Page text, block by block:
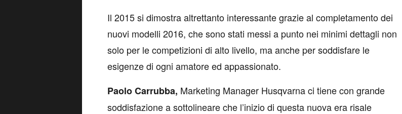
Il 2015 si dimostra altrettanto interessante grazie al completamento dei
nuovi modelli 2016, che sono stati messi a punto nei minimi dettagli non
solo per le competizioni di alto livello, ma anche per soddisfare le
esigenze di ogni amatore ed appassionato.
Paolo Carrubba, Marketing Manager Husqvarna ci tiene con grande
soddisfazione a sottolineare che l’inizio di questa nuova era risale